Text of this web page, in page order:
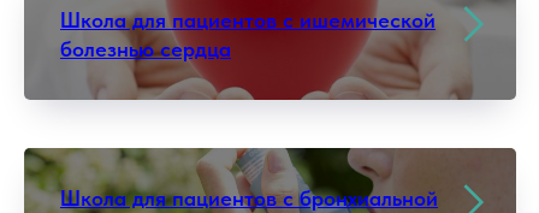
Школа для пациентов с ишемической
болезнью сердца
Школа для пациентов с бронхиальной